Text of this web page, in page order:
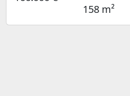
158 m²